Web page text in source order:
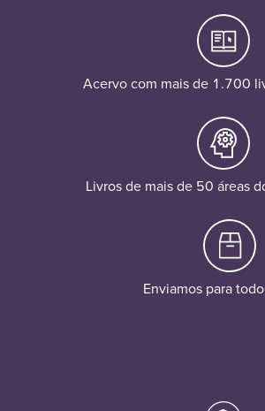
Acervo com mais de 1.700
Livros de mais de 50 áreas
Enviamos para